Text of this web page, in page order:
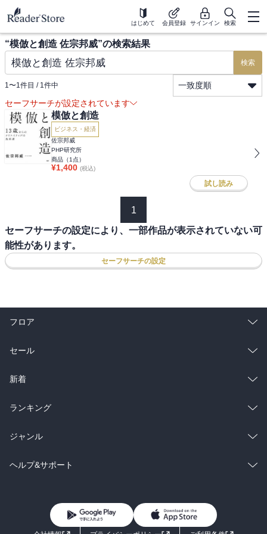
はじめて 会員登録 サインイン 検索
“模倣と創造 佐宗邦威”の検索結果
検索
1〜1件目 / 1件中
一致度順
セーフサーチが設定されています
模倣と創造
ビジネス・経済
佐宗邦威
PHP研究所
商品（1 点）
¥1,400 (税込)
試し読み
1
セーフサーチの設定により、一部作品が表示されていない可
能性があります。
セーフサーチの設定
フロア
総合
ラノベ
雑誌・グラビア
BL・TL
セール
総合
ラノベ
雑誌・グラビア
BL・TL
新着
総合
ラノベ
雑誌・グラビア
ランキング
総合
ラノベ
ジャンル
コミック
ライトノベル 男子向けラノベ
ヘルプ&サポート
よくあるご質問
お問い合わせ